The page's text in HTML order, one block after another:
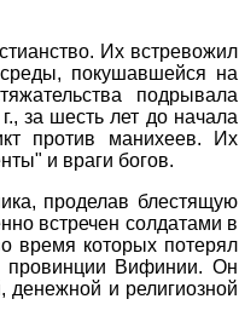
Их встревожил
покушавшейся на
подрывала
за шесть лет до начала
против манихеев. Их
и враги богов.
проделав блестящую
встречен солдатами в
время которых потерял
провинции Вифинии. Он
денежной и религиозной